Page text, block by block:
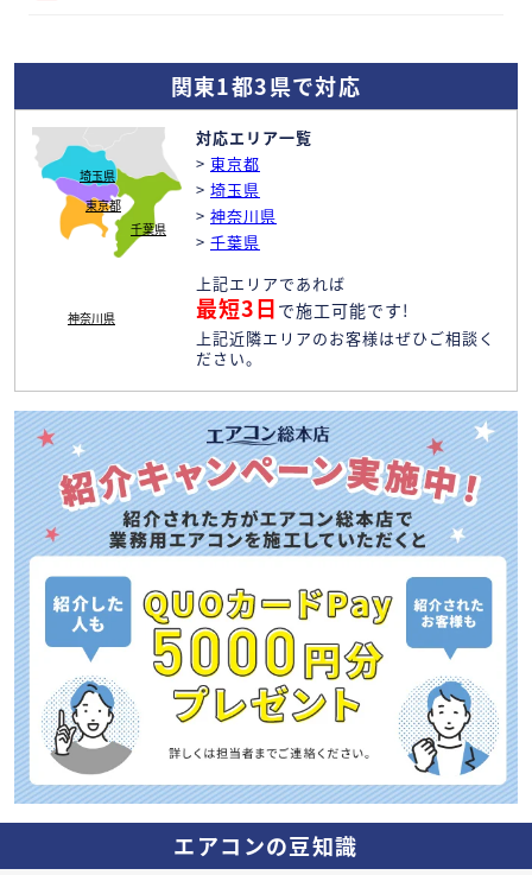
関東1都3県で対応
東京都
埼玉県
神奈川県
千葉県
対応エリア一覧
> 東京都
> 埼玉県
> 神奈川県
> 千葉県
上記エリアであれば
最短3日 で施工可能です!
上記近隣エリアのお客様はぜひご相談く
ださい。
エアコンの豆知識